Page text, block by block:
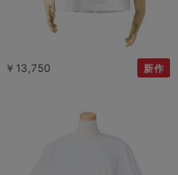
￥13,750 新作